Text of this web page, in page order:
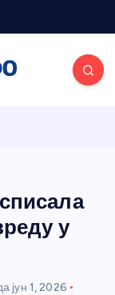
у
јун 1, 2026